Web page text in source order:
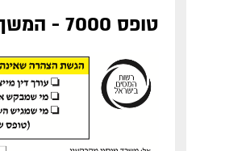
טופס 7000 - המשך